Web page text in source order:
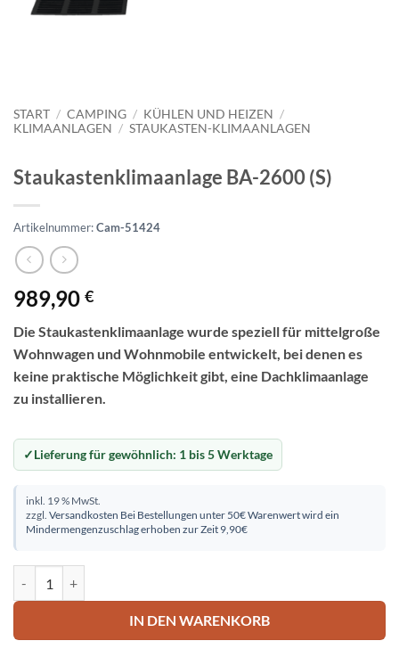
START / CAMPING / KÜHLEN UND HEIZEN /
KLIMAANLAGEN / STAUKASTEN-KLIMAANLAGEN
Staukastenklimaanlage BA-2600 (S)
Artikelnummer:Cam-51424
989,90 €
Die Staukastenklimaanlage wurde speziell für mittelgroße
Wohnwagen und Wohnmobile entwickelt, bei denen es
keine praktische Möglichkeit gibt, eine Dachklimaanlage
zu installieren.
Lieferung für gewöhnlich: 1 bis 5 Werktage
inkl. 19 % MwSt.
zzgl. Versandkosten Bei Bestellungen unter 50€ Warenwert wird ein
Mindermengenzuschlag erhoben zur Zeit 9,90€
IN DEN WARENKORB